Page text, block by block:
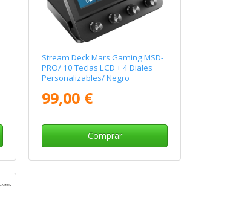
Stream Deck Mars Gaming MSD-
PRO/ 10 Teclas LCD + 4 Diales
Personalizables/ Negro
99,00 €
Comprar